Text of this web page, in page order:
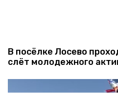
В посёлке Лосево
слёт молодежного